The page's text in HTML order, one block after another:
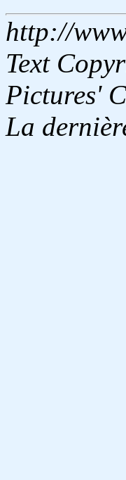
http://
Text
Pictures'
La